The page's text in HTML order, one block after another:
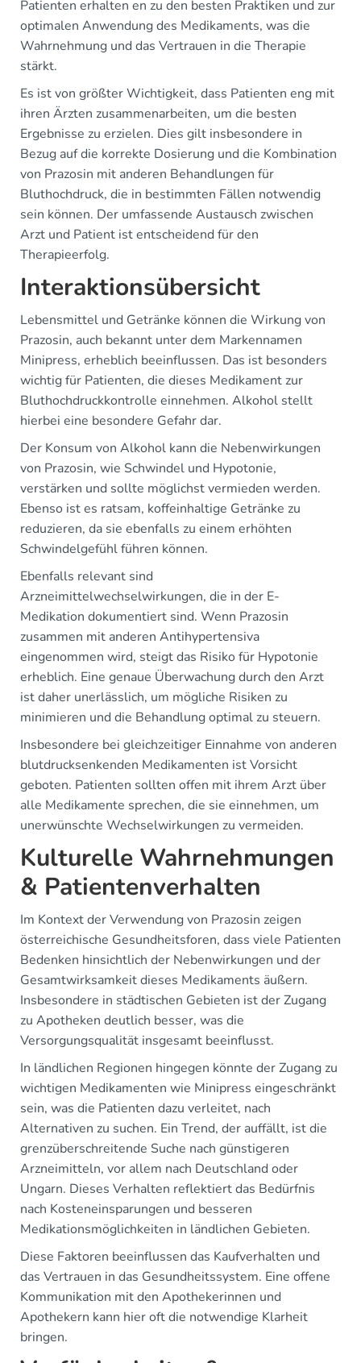
Patienten erhalten en zu den besten Praktiken und zur
optimalen Anwendung des Medikaments, was die
Wahrnehmung und das Vertrauen in die Therapie
stärkt.
Es ist von größter Wichtigkeit, dass Patienten eng mit
ihren Ärzten zusammenarbeiten, um die besten
Ergebnisse zu erzielen. Dies gilt insbesondere in
Bezug auf die korrekte Dosierung und die Kombination
von Prazosin mit anderen Behandlungen für
Bluthochdruck, die in bestimmten Fällen notwendig
sein können. Der umfassende Austausch zwischen
Arzt und Patient ist entscheidend für den
Therapieerfolg.
Interaktionsübersicht
Lebensmittel und Getränke können die Wirkung von
Prazosin, auch bekannt unter dem Markennamen
Minipress, erheblich beeinflussen. Das ist besonders
wichtig für Patienten, die dieses Medikament zur
Bluthochdruckkontrolle einnehmen. Alkohol stellt
hierbei eine besondere Gefahr dar.
Der Konsum von Alkohol kann die Nebenwirkungen
von Prazosin, wie Schwindel und Hypotonie,
verstärken und sollte möglichst vermieden werden.
Ebenso ist es ratsam, koffeinhaltige Getränke zu
reduzieren, da sie ebenfalls zu einem erhöhten
Schwindelgefühl führen können.
Ebenfalls relevant sind
Arzneimittelwechselwirkungen, die in der E-
Medikation dokumentiert sind. Wenn Prazosin
zusammen mit anderen Antihypertensiva
eingenommen wird, steigt das Risiko für Hypotonie
erheblich. Eine genaue Überwachung durch den Arzt
ist daher unerlässlich, um mögliche Risiken zu
minimieren und die Behandlung optimal zu steuern.
Insbesondere bei gleichzeitiger Einnahme von anderen
blutdrucksenkenden Medikamenten ist Vorsicht
geboten. Patienten sollten offen mit ihrem Arzt über
alle Medikamente sprechen, die sie einnehmen, um
unerwünschte Wechselwirkungen zu vermeiden.
Kulturelle Wahrnehmungen
& Patientenverhalten
Im Kontext der Verwendung von Prazosin zeigen
österreichische Gesundheitsforen, dass viele Patienten
Bedenken hinsichtlich der Nebenwirkungen und der
Gesamtwirksamkeit dieses Medikaments äußern.
Insbesondere in städtischen Gebieten ist der Zugang
zu Apotheken deutlich besser, was die
Versorgungsqualität insgesamt beeinflusst.
In ländlichen Regionen hingegen könnte der Zugang zu
wichtigen Medikamenten wie Minipress eingeschränkt
sein, was die Patienten dazu verleitet, nach
Alternativen zu suchen. Ein Trend, der auffällt, ist die
grenzüberschreitende Suche nach günstigeren
Arzneimitteln, vor allem nach Deutschland oder
Ungarn. Dieses Verhalten reflektiert das Bedürfnis
nach Kosteneinsparungen und besseren
Medikationsmöglichkeiten in ländlichen Gebieten.
Diese Faktoren beeinflussen das Kaufverhalten und
das Vertrauen in das Gesundheitssystem. Eine offene
Kommunikation mit den Apothekerinnen und
Apothekern kann hier oft die notwendige Klarheit
bringen.